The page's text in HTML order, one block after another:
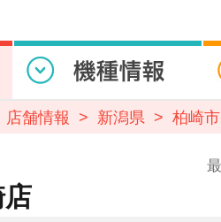
店舗情報 新潟県 柏崎市